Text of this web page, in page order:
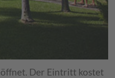
Der Eintritt kostet